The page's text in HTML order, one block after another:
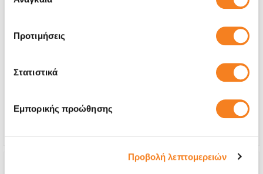
Προτιμήσεις
Στατιστικά
Εμπορικής προώθησης
Προβολή λεπτομερειών
€40,00
20 λεπτά